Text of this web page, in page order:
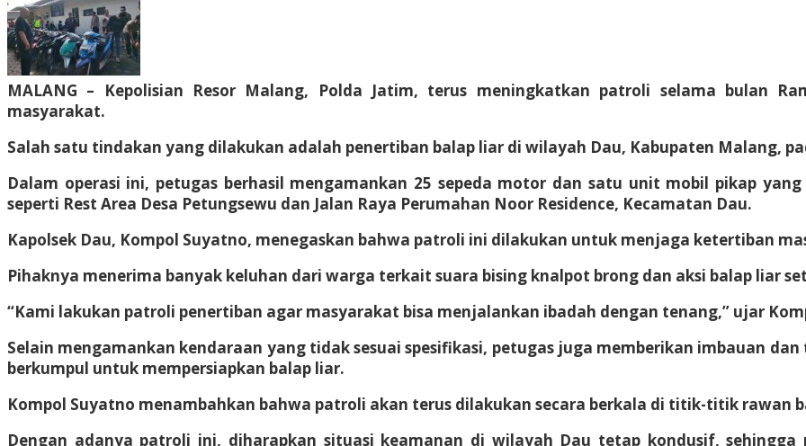
MALANG – Kepolisian Resor Malang, Polda Jatim, terus meningkatkan patroli selama bulan
masyarakat.
Salah satu tindakan yang dilakukan adalah penertiban balap liar di wilayah Dau, Kabupaten Malang,
Dalam operasi ini, petugas berhasil mengamankan 25 sepeda motor dan satu unit mobil pikap
seperti Rest Area Desa Petungsewu dan Jalan Raya Perumahan Noor Residence, Kecamatan Dau.
Kapolsek Dau, Kompol Suyatno, menegaskan bahwa patroli ini dilakukan untuk menjaga ketertiban
Pihaknya menerima banyak keluhan dari warga terkait suara bising knalpot brong dan aksi balap liar
“Kami lakukan patroli penertiban agar masyarakat bisa menjalankan ibadah dengan tenang,” ujar
Selain mengamankan kendaraan yang tidak sesuai spesifikasi, petugas juga memberikan imbauan
berkumpul untuk mempersiapkan balap liar.
Kompol Suyatno menambahkan bahwa patroli akan terus dilakukan secara berkala di titik-titik rawan
Dengan adanya patroli ini, diharapkan situasi keamanan di wilayah Dau tetap kondusif,